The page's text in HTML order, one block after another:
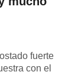
fuerte
con el